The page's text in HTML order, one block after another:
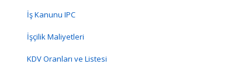
İş Kanunu IPC
İşçilik Maliyetleri
KDV Oranları ve Listesi